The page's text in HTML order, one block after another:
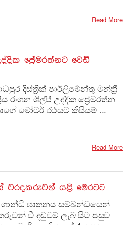
Read More
ප්‍රේමරත්නට වෙඩි
දිස්ත්‍රික් පාර්ලිමේන්තු මන්ත්‍රී
රංගන ශිල්පී උද්දික ප්‍රේමරත්න
මෝටර් රථයට කිසියම් ...
Read More
වරදකරුවන් යළි මෙරටට
ගාන්ධි ඝාතනය සම්බන්ධයෙන්
වී දඬුවම් ලැබ සිට පසුව